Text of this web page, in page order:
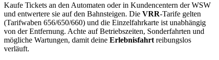
Kaufe Tickets an den Automaten oder in Kundencentern der WSW
und entwertere sie auf den Bahnsteigen. Die VRR-Tarife gelten
(Tarifwaben 656/650/660) und die Einzelfahrkarte ist unabhängig
von der Entfernung. Achte auf Betriebszeiten, Sonderfahrten und
mögliche Wartungen, damit deine Erlebnisfahrt reibungslos
verläuft.